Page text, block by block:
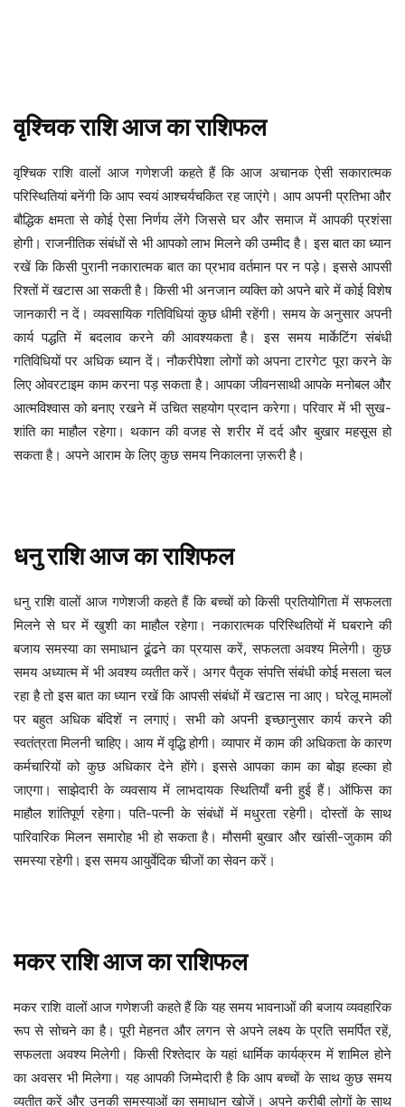
वृश्चिक राशि आज का राशिफल
वृश्चिक राशि वालों आज गणेशजी कहते हैं किआज अचानक ऐसी सकारात्मक
परिस्थितियां बनेंगी कि आप स्वयं आश्चर्यचकित रह जाएंगे। आप अपनी प्रतिभा और
बौद्धिक क्षमता से कोई ऐसा निर्णय लेंगे जिससे घर और समाज में आपकी प्रशंसा
होगी। राजनीतिक संबंधों से भी आपको लाभ मिलने की उम्मीद है। इस बात का ध्यान
रखें कि किसी पुरानी नकारात्मक बात का प्रभाव वर्तमान पर न पड़े। इससे आपसी
रिश्तों में खटास आ सकती है। किसी भी अनजान व्यक्ति को अपने बारे में कोई विशेष
जानकारी न दें। व्यवसायिक गतिविधियां कुछ धीमी रहेंगी। समय के अनुसार अपनी
कार्य पद्धति में बदलाव करने की आवश्यकता है। इस समय मार्केटिंग संबंधी
गतिविधियों पर अधिक ध्यान दें। नौकरीपेशा लोगों को अपना टारगेट पूरा करने के
लिए ओवरटाइम काम करना पड़ सकता है। आपका जीवनसाथी आपके मनोबल और
आत्मविश्वास को बनाए रखने में उचित सहयोग प्रदान करेगा। परिवार में भी सुख-
शांति का माहौल रहेगा। थकान की वजह से शरीर में दर्द और बुखार महसूस हो
सकता है। अपने आराम के लिए कुछ समय निकालना ज़रूरी है।
धनु राशि आज का राशिफल
धनु राशि वालों आज गणेशजी कहते हैं किबच्चों को किसी प्रतियोगिता में सफलता
मिलने से घर में खुशी का माहौल रहेगा। नकारात्मक परिस्थितियों में घबराने की
बजाय समस्या का समाधान ढूंढने का प्रयास करें, सफलता अवश्य मिलेगी। कुछ
समय अध्यात्म में भी अवश्य व्यतीत करें। अगर पैतृक संपत्ति संबंधी कोई मसला चल
रहा है तो इस बात का ध्यान रखें कि आपसी संबंधों में खटास ना आए। घरेलू मामलों
पर बहुत अधिक बंदिशें न लगाएं। सभी को अपनी इच्छानुसार कार्य करने की
स्वतंत्रता मिलनी चाहिए। आय में वृद्धि होगी। व्यापार में काम की अधिकता के कारण
कर्मचारियों को कुछ अधिकार देने होंगे। इससे आपका काम का बोझ हल्का हो
जाएगा। साझेदारी के व्यवसाय में लाभदायक स्थितियाँ बनी हुई हैं। ऑफिस का
माहौल शांतिपूर्ण रहेगा। पति-पत्नी के संबंधों में मधुरता रहेगी। दोस्तों के साथ
पारिवारिक मिलन समारोह भी हो सकता है। मौसमी बुखार और खांसी-जुकाम की
समस्या रहेगी। इस समय आयुर्वेदिक चीजों का सेवन करें।
मकर राशि आज का राशिफल
मकर राशि वालों आज गणेशजी कहते हैं कियह समय भावनाओं की बजाय व्यवहारिक
रूप से सोचने का है। पूरी मेहनत और लगन से अपने लक्ष्य के प्रति समर्पित रहें,
सफलता अवश्य मिलेगी। किसी रिश्तेदार के यहां धार्मिक कार्यक्रम में शामिल होने
का अवसर भी मिलेगा। यह आपकी जिम्मेदारी है कि आप बच्चों के साथ कुछ समय
व्यतीत करें और उनकी समस्याओं का समाधान खोजें। अपने करीबी लोगों के साथ